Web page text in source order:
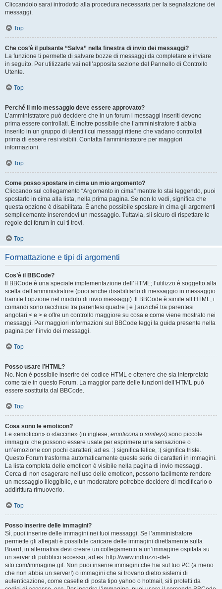
Cliccandolo sarai introdotto alla procedura necessaria per la segnalazione dei
messaggi.
Top
Che cos’è il pulsante “Salva” nella finestra di invio dei messaggi?
La funzione ti permette di salvare bozze di messaggi da completare e inviare
in seguito. Per utilizzarle vai nell’apposita sezione del Pannello di Controllo
Utente.
Top
Perché il mio messaggio deve essere approvato?
L’amministratore può decidere che in un forum i messaggi inseriti devono
prima essere controllati. È inoltre possibile che l’amministratore ti abbia
inserito in un gruppo di utenti i cui messaggi ritiene che vadano controllati
prima di essere resi visibili. Contatta l’amministratore per maggiori
informazioni.
Top
Come posso spostare in cima un mio argomento?
Cliccando sul collegamento “Argomento in cima” mentre lo stai leggendo, puoi
spostarlo in cima alla lista, nella prima pagina. Se non lo vedi, significa che
questa opzione è disabilitata. È anche possibile spostare in cima gli argomenti
semplicemente inserendovi un messaggio. Tuttavia, sii sicuro di rispettare le
regole del forum in cui ti trovi.
Top
Formattazione e tipi di argomenti
Cos’è il BBCode?
Il BBCode è una speciale implementazione dell’HTML; l’utilizzo è soggetto alla
scelta dell’amministratore (puoi anche disabilitarlo di messaggio in messaggio
tramite l’opzione nel modulo di invio messaggi). Il BBCode è simile all’HTML, i
comandi sono racchiusi tra parentesi quadre [ e ] anziché tra parentesi
angolari < e > e offre un controllo maggiore su cosa e come viene mostrato nei
messaggi. Per maggiori informazioni sul BBCode leggi la guida presente nella
pagina per l’invio dei messaggi.
Top
Posso usare l’HTML?
No. Non è possibile inserire del codice HTML e ottenere che sia interpretato
come tale in questo Forum. La maggior parte delle funzioni dell’HTML può
essere sostituita dal BBCode.
Top
Cosa sono le emoticon?
Le «emoticon» o «faccine» (in inglese, emoticons o smileys) sono piccole
immagini che possono essere usate per esprimere una sensazione o
un’emozione con pochi caratteri; ad es. :) significa felice, :( significa triste.
Questo Forum trasforma automaticamente queste serie di caratteri in immagini.
La lista completa delle emoticon è visibile nella pagina di invio messaggi.
Cerca di non esagerare nell’uso delle emoticon, possono facilmente rendere
un messaggio illeggibile, e un moderatore potrebbe decidere di modificarlo o
addirittura rimuoverlo.
Top
Posso inserire delle immagini?
Sì, puoi inserire delle immagini nei tuoi messaggi. Se l’amministratore
permette gli allegati è possibile caricare delle immagini direttamente sulla
Board; in alternativa devi creare un collegamento a un’immagine ospitata su
un server di pubblico accesso, ad es. http://www.indirizzo-del-
sito.com/immagine.gif. Non puoi inserire immagini che hai sul tuo PC (a meno
che non abbia un server!) o immagini che si trovano dietro sistemi di
autenticazione, come caselle di posta tipo yahoo o hotmail, siti protetti da